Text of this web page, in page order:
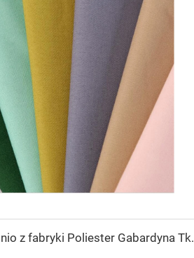
Bezpośrednio z